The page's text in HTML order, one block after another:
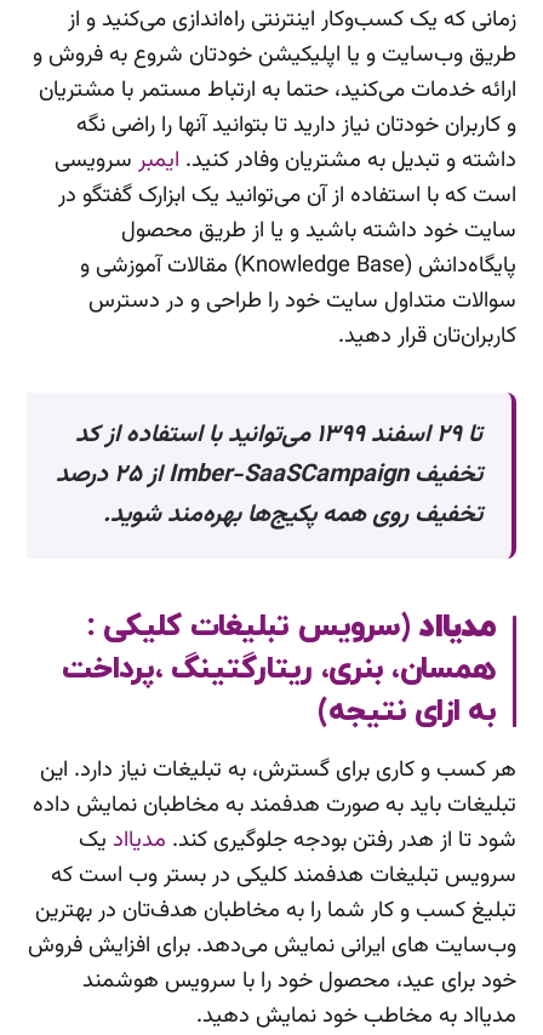
زمانی که یک کسب‌وکار اینترنتی راه‌اندازی می‌کنید و از
طریق وب‌سایت و یا اپلیکیشن‌ خودتان شروع به فروش و
ارائه خدمات می‌کنید، حتما به ارتباط مستمر با مشتریان
و کاربران خودتان نیاز دارید تا بتوانید آنها را راضی نگه
‌داشته و تبدیل به مشتریان وفادر کنید. ایمبرسرویسی
است که با استفاده از آن می‌توانید یک ابزارک گفتگو در
سایت خود داشته باشید و یا از طریق محصول
پایگاه‌دانش (Knowledge Base) مقالات آموزشی و
سوالات متداول سایت خود را طراحی و در دسترس
کاربران‌تان قرار دهید.
تا ۲۹ اسفند ۱۳۹۹ می‌توانید با استفاده از کد
تخفیف Imber-SaaSCampaign از ۲۵ درصد
تخفیف روی همه پکیج‌‌ها بهره‌مند شوید.
مدیااد (سرویس تبلیغات کلیکی :
همسان، بنری، ریتارگتینگ ،پرداخت
به ازای نتیجه)
هر کسب و کاری برای گسترش، به تبلیغات نیاز دارد. این
تبلیغات باید به صورت هدفمند به مخاطبان نمایش داده
شود تا از هدر رفتن بودجه جلوگیری کند. مدیااد یک
سرویس تبلیغات هدفمند کلیکی در بستر وب است که
تبلیغ کسب و کار شما را به مخاطبان هدف‌تان در بهترین
وب‌سایت های ایرانی نمایش می‌دهد. برای افزایش فروش
خود برای عید، محصول خود را با سرویس هوشمند
مدیااد به مخاطب خود نمایش دهید.